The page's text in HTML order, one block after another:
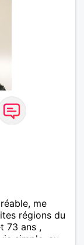
me
régions du
73 ans ,
simple, au